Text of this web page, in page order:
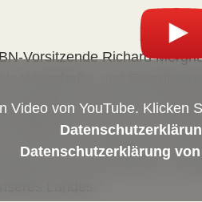
Video von YouTube. Klicken
Datenschutzerklärung
Vorsitzende Richard
und fordert auf
ist sie eine
mit ihren zahlreichen